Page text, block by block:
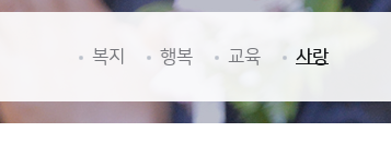
복지 행복 교육 사랑